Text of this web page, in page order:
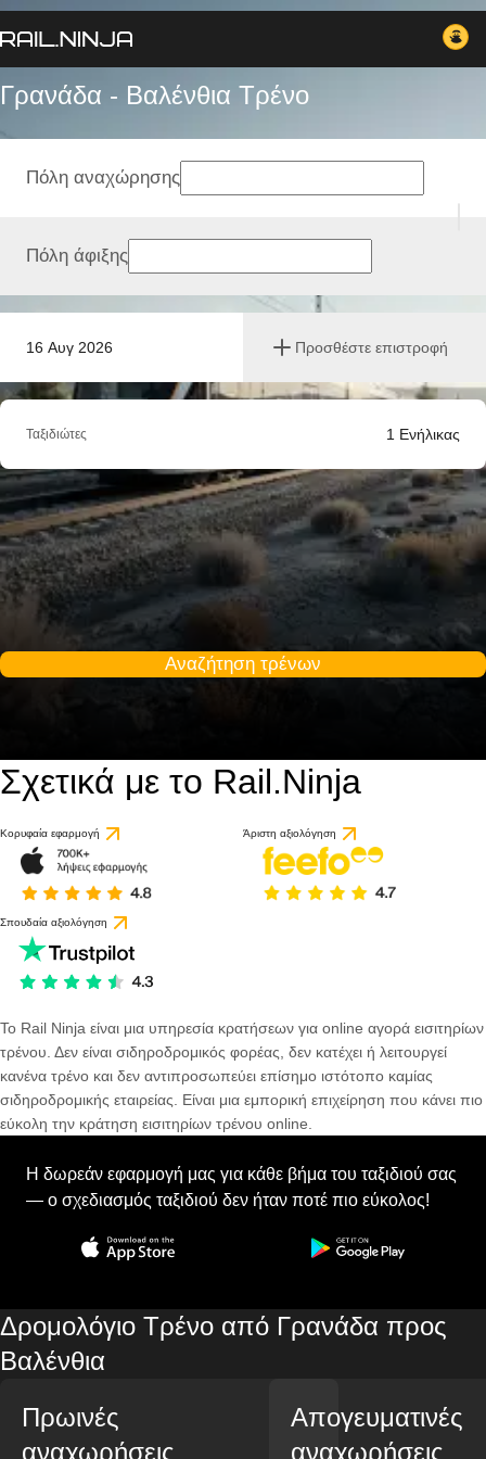
Γρανάδα - Βαλένθια Tρένο
16 Αυγ 2026 Προσθέστε επιστροφή
Πόλη αναχώρησης
Πόλη άφιξης
Ταξιδιώτες 1 Ενήλικας
Αναζήτηση τρένων
Σχετικά με το Rail.Ninja
Κορυφαία εφαρμογή Άριστη αξιολόγηση
Σπουδαία αξιολόγηση
Το Rail Ninja είναι μια υπηρεσία κρατήσεων για online αγορά εισιτηρίων
τρένου. Δεν είναι σιδηροδρομικός φορέας, δεν κατέχει ή λειτουργεί
κανένα τρένο και δεν αντιπροσωπεύει επίσημο ιστότοπο καμίας
σιδηροδρομικής εταιρείας. Είναι μια εμπορική επιχείρηση που κάνει πιο
εύκολη την κράτηση εισιτηρίων τρένου online.
Η δωρεάν εφαρμογή μας για κάθε βήμα του ταξιδιού σας
— ο σχεδιασμός ταξιδιού δεν ήταν ποτέ πιο εύκολος!
Δρομολόγιο Τρένο από Γρανάδα προς
Βαλένθια
Πρωινές
αναχωρήσεις
Απογευματινές
αναχωρήσεις